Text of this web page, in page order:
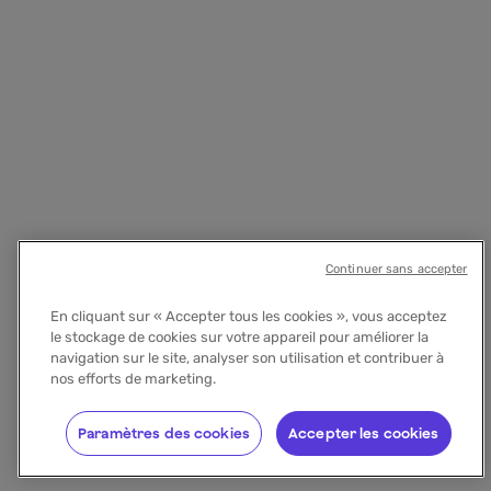
En cliquant sur « Accepter tous les cookies », vous acceptez
le stockage de cookies sur votre appareil pour améliorer la
navigation sur le site, analyser son utilisation et contribuer à
nos efforts de marketing.
Accepter les cookies
Paramètres des cookies
Continuer sans accepter